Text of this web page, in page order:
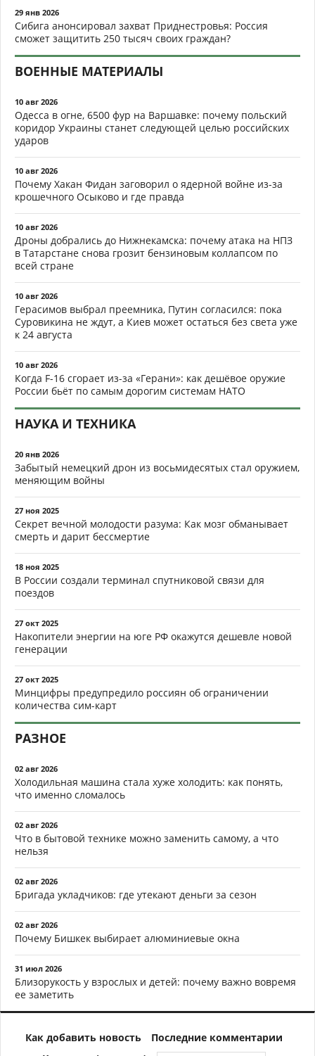
29 янв 2026
Сибига анонсировал захват Приднестровья: Россия
сможет защитить 250 тысяч своих граждан?
ВОЕННЫЕ МАТЕРИАЛЫ
10 авг 2026
Одесса в огне, 6500 фур на Варшавке: почему польский
коридор Украины станет следующей целью российских
ударов
10 авг 2026
Почему Хакан Фидан заговорил о ядерной войне из-за
крошечного Осыково и где правда
10 авг 2026
Дроны добрались до Нижнекамска: почему атака на НПЗ
в Татарстане снова грозит бензиновым коллапсом по
всей стране
10 авг 2026
Герасимов выбрал преемника, Путин согласился: пока
Суровикина не ждут, а Киев может остаться без света уже
к 24 августа
10 авг 2026
Когда F-16 сгорает из-за «Герани»: как дешёвое оружие
России бьёт по самым дорогим системам НАТО
НАУКА И ТЕХНИКА
20 янв 2026
Забытый немецкий дрон из восьмидесятых стал оружием,
меняющим войны
27 ноя 2025
Секрет вечной молодости разума: Как мозг обманывает
смерть и дарит бессмертие
18 ноя 2025
В России создали терминал спутниковой связи для
поездов
27 окт 2025
Накопители энергии на юге РФ окажутся дешевле новой
генерации
27 окт 2025
Минцифры предупредило россиян об ограничении
количества сим-карт
РАЗНОЕ
02 авг 2026
Холодильная машина стала хуже холодить: как понять,
что именно сломалось
02 авг 2026
Что в бытовой технике можно заменить самому, а что
нельзя
02 авг 2026
Бригада укладчиков: где утекают деньги за сезон
02 авг 2026
Почему Бишкек выбирает алюминиевые окна
31 июл 2026
Близорукость у взрослых и детей: почему важно вовремя
ее заметить
Как добавить новость
Последние комментарии